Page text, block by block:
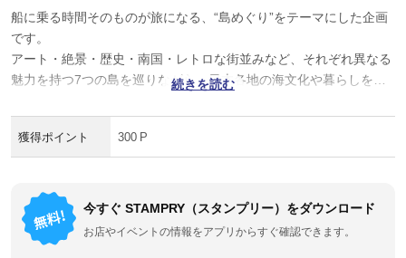
船に乗る時間そのものが旅になる、“島めぐり”をテーマにした企画
です。
アート・絶景・歴史・南国・レトロな街並みなど、それぞれ異なる
魅力を持つ7つの島を巡りながら、日本各地の海文化や暮らしを体
海を渡って、まだ知らない日本の風景へ出会う旅に出かけてみませ
続きを読む
獲得ポイント 300 P
今すぐ STAMPRY（スタンプリー）をダウンロード
お店やイベントの情報をアプリからすぐ確認できます。